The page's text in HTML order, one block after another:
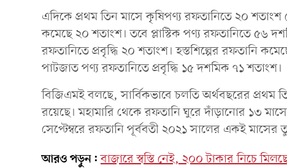
এদিকে প্রথম তিন মাসে কৃষিপণ্য রফতানিতে ২০ শতাংশ
কমেছে ২০ শতাংশ। তবে প্লাস্টিক পণ্য রফতানিতে ৫৬
রফতানিতে প্রবৃদ্ধি ২০ শতাংশ। হস্তশিল্পের রফতানি
পাটজাত পণ্য রফতানিতে প্রবৃদ্ধি ১৫ দশমিক ৭১ শতাংশ।
বিজিএমই বলছে, সার্বিকভাবে চলতি অর্থবছরের প্রথম
রয়েছে। মহামারি থেকে রফতানি ঘুরে দাঁড়ানোর ১৩
সেপ্টেম্বরে রফতানি পূর্ববতী ২০২১ সালের একই মাসের
আরও পড়ুন: বাজারে স্বস্তি নেই, ২০০ টাকার নিচে